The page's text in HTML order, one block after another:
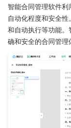
智能合同管理软件
自动化程度和安全
和自动执行等功能
确和安全的合同管理